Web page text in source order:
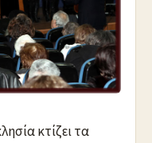
κτίζει τα